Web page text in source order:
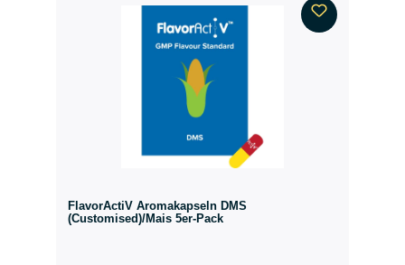
FlavorActiV Aromakapseln DMS
(Customised)/Mais 5er-Pack